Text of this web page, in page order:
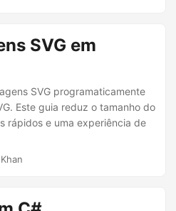
SVG em
SVG programaticamente
Este guia reduz o tamanho do
rápidos e uma experiência de